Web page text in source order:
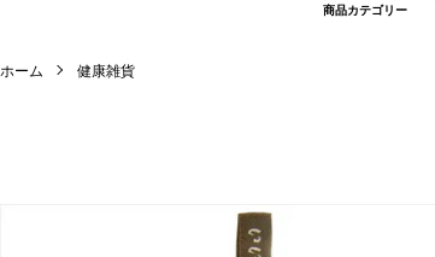
商品カテゴリー
ホーム 健康雑貨